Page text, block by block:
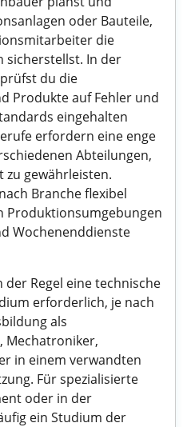
oder Bauteile,
die
sicherstellst. In der
du die
Produkte auf Fehler und
eingehalten
erfordern eine enge
Abteilungen,
zu gewährleisten.
Branche flexibel
Produktionsumgebungen
Wochenenddienste
Regel eine technische
erforderlich, je nach
als
Mechatroniker,
in einem verwandten
Für spezialisierte
oder in der
ein Studium der